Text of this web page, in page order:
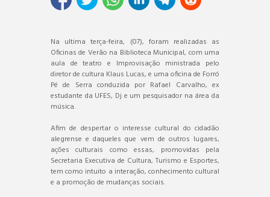
Na ultima terça-feira, (07), foram realizadas as
Oficinas de Verão na Biblioteca Municipal, com uma
aula de teatro e Improvisação ministrada pelo
diretor de cultura Klaus Lucas, e uma oficina de Forró
Pé de Serra conduzida por Rafael Carvalho, ex
estudante da UFES, Dj e um pesquisador na área da
música.
Afim de despertar o interesse cultural do cidadão
alegrense e daqueles que vem de outros lugares,
ações culturais como essas, promovidas pela
Secretaria Executiva de Cultura, Turismo e Esportes,
tem como intuito a interação, conhecimento cultural
e a promoção de mudanças sociais.